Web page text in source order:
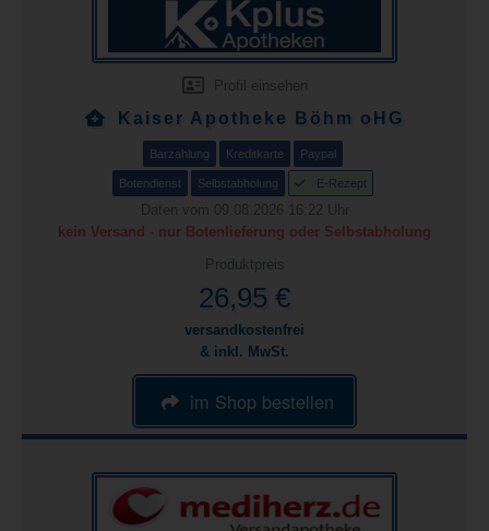
Profil einsehen
Kaiser Apotheke Böhm oHG
Barzahlung Kreditkarte Paypal
Botendienst Selbstabholung E-Rezept
Daten vom 09.08.2026 16:22 Uhr
kein Versand - nur Botenlieferung oder Selbstabholung
Produktpreis
26,95 €
versandkostenfrei
& inkl. MwSt.
im Shop bestellen